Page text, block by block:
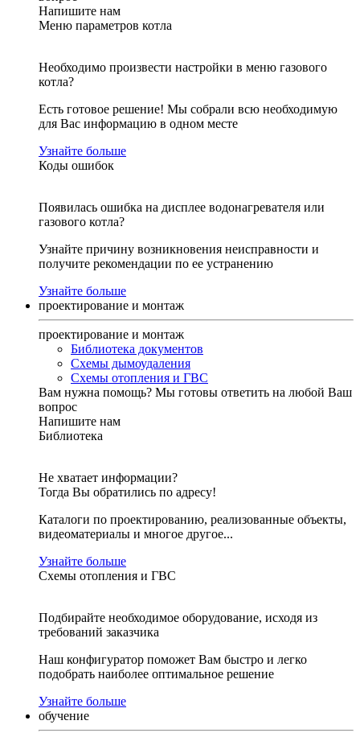
Напишите нам
Меню параметров котла
Необходимо произвести настройки в меню газового
котла?
Есть готовое решение! Мы собрали всю необходимую
для Вас информацию в одном месте
Узнайте больше
Коды ошибок
Появилась ошибка на дисплее водонагревателя или
газового котла?
Узнайте причину возникновения неисправности и
получите рекомендации по ее устранению
Узнайте больше
проектирование и монтаж
проектирование и монтаж
Библиотека документов
Схемы дымоудаления
Схемы отопления и ГВС
Вам нужна помощь? Мы готовы ответить на любой Ваш
вопрос
Напишите нам
Библиотека
Не хватает информации?
Тогда Вы обратились по адресу!
Каталоги по проектированию, реализованные объекты,
видеоматериалы и многое другое...
Узнайте больше
Схемы отопления и ГВС
Подбирайте необходимое оборудование, исходя из
требований заказчика
Наш конфигуратор поможет Вам быстро и легко
подобрать наиболее оптимальное решение
Узнайте больше
обучение